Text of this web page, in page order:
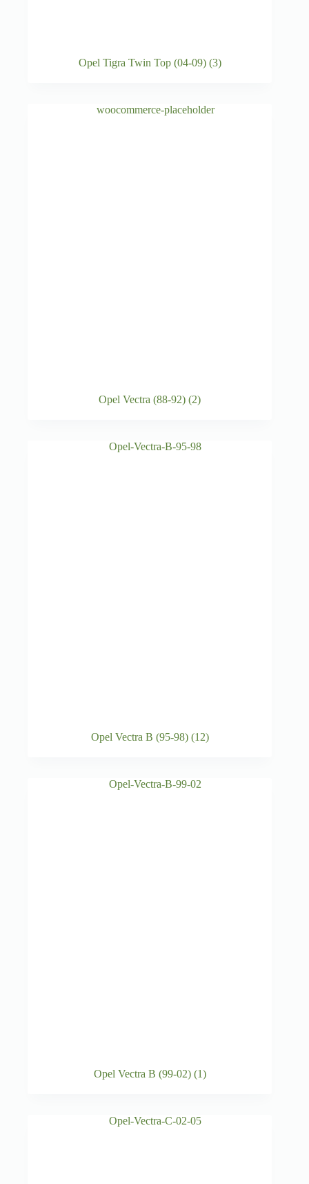
Opel Tigra Twin Top (04-09) (3)
Opel Vectra (88-92)(2)
Opel Vectra B (95-98) (12)
Opel Vectra B (99-02) (1)